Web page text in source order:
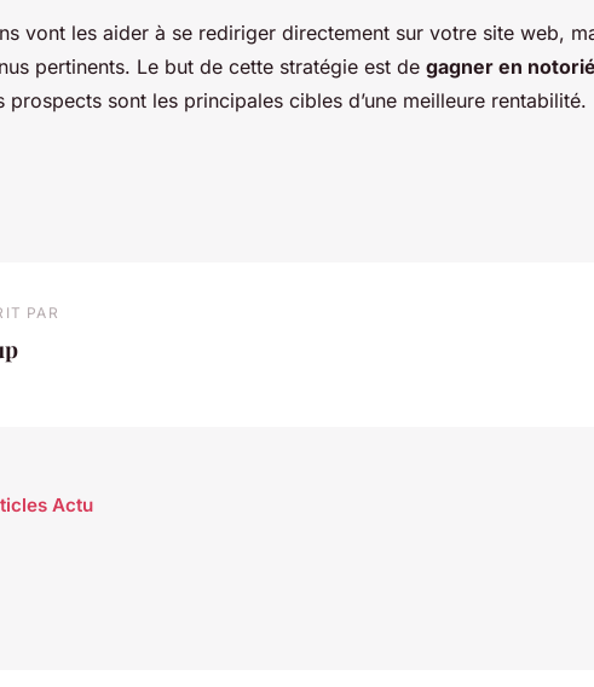
vont les aider à se rediriger directement sur votre site web,
pertinents. Le but de cette stratégie est de gagner en
prospects sont les principales cibles d’une meilleure rentabilité.
PAR
Actu